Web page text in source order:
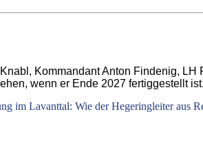
Kommandant Anton Findenig,
wenn er Ende 2027 fertiggestellt
im Lavanttal: Wie der Hegeringleiter aus